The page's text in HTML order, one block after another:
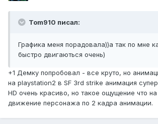
Tom910 писал:
Графика меня порадовала))а так по мне
быстро двигаються очень)
+1 Демку попробовал - все круто, но
на playstation2 в SF 3rd strike анимация
HD очень красиво, но такое ощущение что
движение персонажа по 2 кадра анимации.